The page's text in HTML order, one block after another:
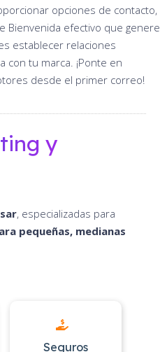
opciones de contacto,
Bienvenida efectivo que genere
establecer relaciones
tu marca. ¡Ponte en
desde el primer correo!
y
, especializadas para
pequeñas, medianas
Seguros